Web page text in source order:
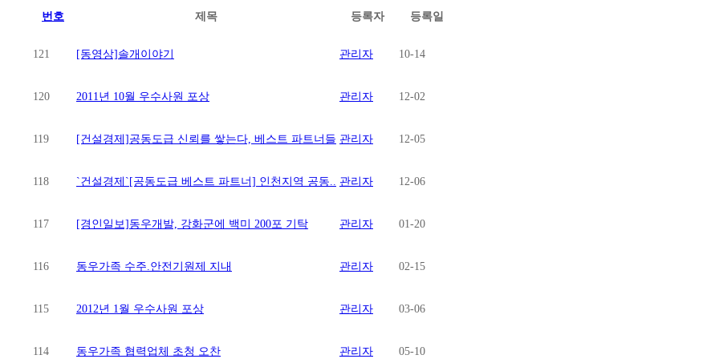
번호 제목 등록자 등록일
121 [동영상]솔개이야기 관리자 10-14
120 2011년 10월 우수사원 포상 관리자 12-02
119 [건설경제]공동도급 신뢰를 쌓는다, 베스트 파트너들 관리자 12-05
118 `건설경제`[공동도급 베스트 파트너] 인천지역 공동.. 관리자 12-06
117 [경인일보]동우개발, 강화군에 백미 200포 기탁 관리자 01-20
116 동우가족 수주.안전기원제 지내 관리자 02-15
115 2012년 1월 우수사원 포상 관리자 03-06
114 동우가족 협력업체 초청 오찬 관리자 05-10